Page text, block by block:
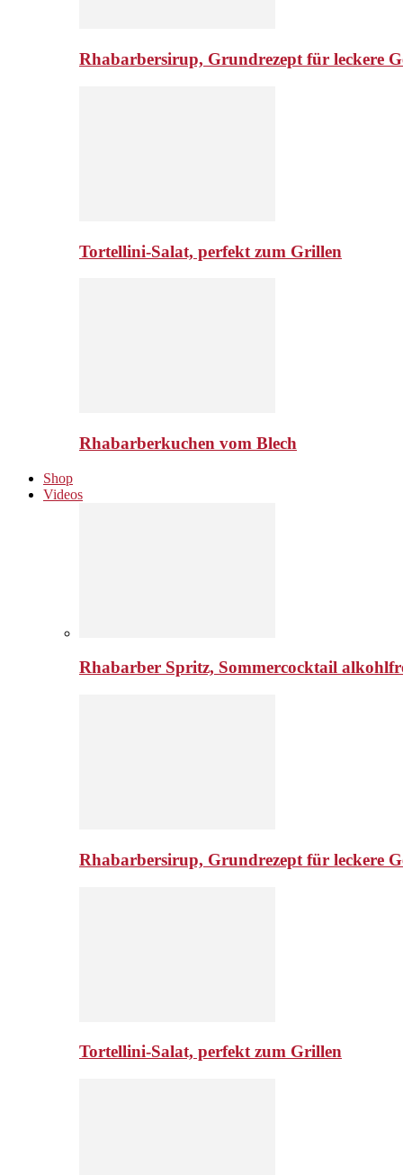
Rhabarbersirup, Grundrezept für leckere
Tortellini-Salat, perfekt zum Grillen
Rhabarberkuchen vom Blech
Shop
Videos
Rhabarber Spritz, Sommercocktail
Rhabarbersirup, Grundrezept für leckere
Tortellini-Salat, perfekt zum Grillen